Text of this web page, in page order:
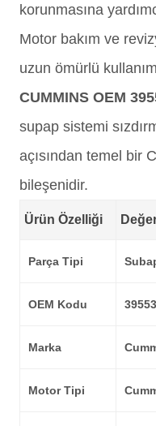
korunmasına
Motor bakım ve
uzun ömürlü
CUMMINS OEM
supap sistemi
açısından temel bir
bileşenidir.
Ürün Özelliği
Parça Tipi
OEM Kodu
Marka
Motor Tipi